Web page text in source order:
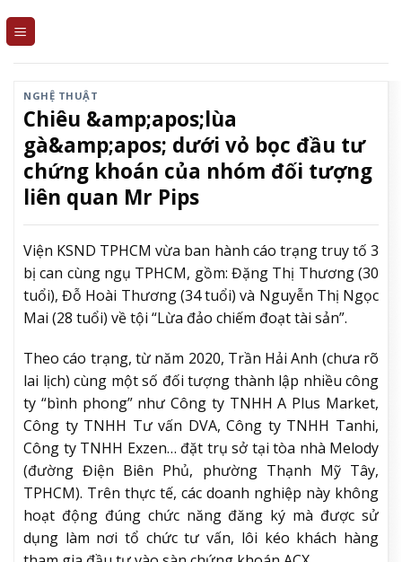
NGHỆ THUẬT
Chiêu &amp;apos;lùa
gà&amp;apos; dưới vỏ bọc đầu tư
chứng khoán của nhóm đối tượng
liên quan Mr Pips
Viện KSND TPHCM vừa ban hành cáo trạng truy tố 3
bị can cùng ngụ TPHCM, gồm: Đặng Thị Thương (30
tuổi), Đỗ Hoài Thương (34 tuổi) và Nguyễn Thị Ngọc
Mai (28 tuổi) về tội “Lừa đảo chiếm đoạt tài sản”.
Theo cáo trạng, từ năm 2020, Trần Hải Anh (chưa rõ
lai lịch) cùng một số đối tượng thành lập nhiều công
ty “bình phong” như Công ty TNHH A Plus Market,
Công ty TNHH Tư vấn DVA, Công ty TNHH Tanhi,
Công ty TNHH Exzen… đặt trụ sở tại tòa nhà Melody
(đường Điện Biên Phủ, phường Thạnh Mỹ Tây,
TPHCM). Trên thực tế, các doanh nghiệp này không
hoạt động đúng chức năng đăng ký mà được sử
dụng làm nơi tổ chức tư vấn, lôi kéo khách hàng